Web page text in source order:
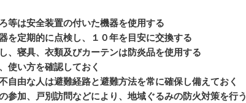
等は安全装置の付いた機器を使用する
を定期的に点検し、１０年を目安に交換する
、寝具、衣類及びカーテンは防炎品を使用する
使い方を確認しておく
由な人は避難経路と避難方法を常に確保し備えておく
加、戸別訪問などにより、地域ぐるみの防火対策を行う